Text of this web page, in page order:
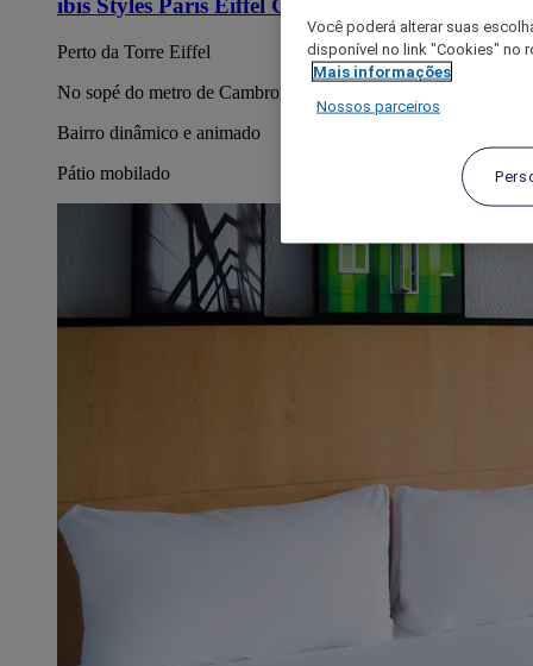
ibis Styles Paris Eiffel Cambronne
Perto da Torre Eiffel
No sopé do metro de Cambronne
Bairro dinâmico e animado
Pátio mobilado
Você poderá alterar suas
disponível no link "Cookies" no
Mais informações
Nossos parceiros